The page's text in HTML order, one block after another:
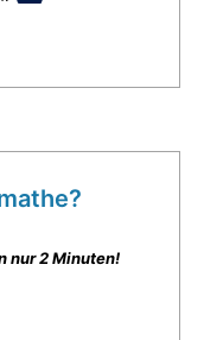
nur 2 Minuten!